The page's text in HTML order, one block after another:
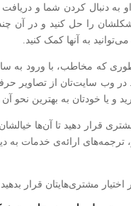
دنبال کردن شما و دریافت
را حل کنید و در آن
به آنها کمک کنید.
که مخاطب، با ورود به سایت
وب سایت‌تان از تصاویر
خودتان به بهترین نحو آن
قرار دهید تا آن‌ها
ارائه‌ی خدمات به
مشتری‌هایتان قرار بدهید.